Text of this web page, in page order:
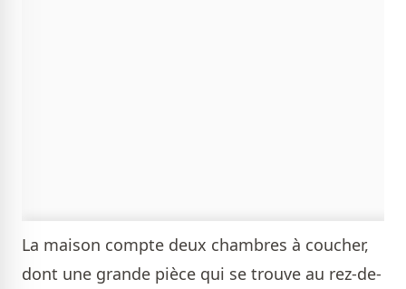
La maison compte deux chambres à coucher,
dont une grande pièce qui se trouve au rez-de-